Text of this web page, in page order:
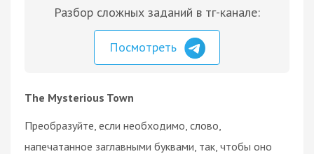
Разбор сложных заданий в тг-канале:
Посмотреть
The Mysterious Town
Преобразуйте, если необходимо, слово,
напечатанное заглавными буквами, так, чтобы оно